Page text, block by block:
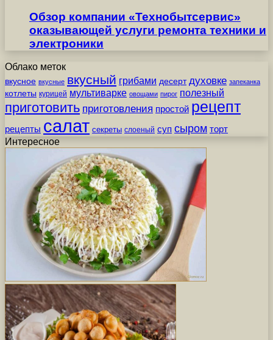
Обзор компании «Технобытсервис»
оказывающей услуги ремонта техники и
электроники
Облако меток
вкусное вкусные вкусный грибами десерт духовке запеканка
котлеты курицей мультиварке овощами пирог полезный
приготовить приготовления простой рецепт
рецепты салат секреты слоеный суп сыром торт
Интересное